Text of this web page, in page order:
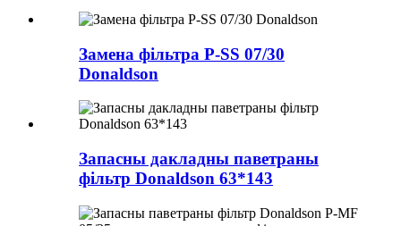
Замена фільтра P-SS 07/30
Donaldson
Запасны дакладны паветраны
фільтр Donaldson 63*143